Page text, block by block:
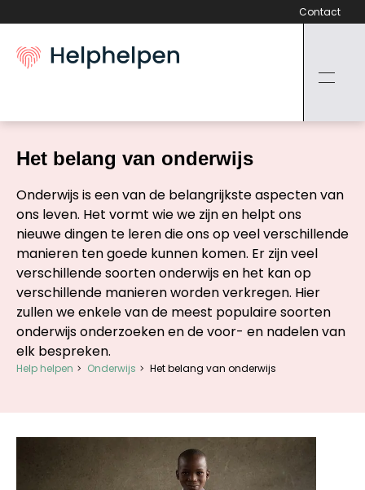
Contact
Het belang van onderwijs
Onderwijs is een van de belangrijkste aspecten van
ons leven. Het vormt wie we zijn en helpt ons
nieuwe dingen te leren die ons op veel verschillende
manieren ten goede kunnen komen. Er zijn veel
verschillende soorten onderwijs en het kan op
verschillende manieren worden verkregen. Hier
zullen we enkele van de meest populaire soorten
onderwijs onderzoeken en de voor- en nadelen van
elk bespreken.
Help helpen Onderwijs Het belang van onderwijs